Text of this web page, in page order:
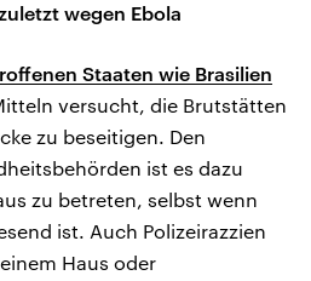
wegen Ebola
Staaten wie Brasilien
versucht, die Brutstätten
zu beseitigen. Den
ist es dazu
zu betreten, selbst wenn
ist. Auch Polizeirazzien
Haus oder